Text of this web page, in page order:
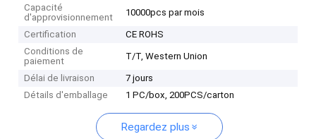
Capacité
d'approvisionnement
10000pcs par mois
Certification
CE ROHS
Conditions de
paiement
T/T, Western Union
Délai de livraison
7 jours
Détails d'emballage
1 PC/box, 200PCS/carton
Regardez plus